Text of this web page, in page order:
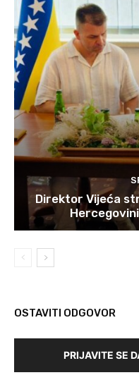
Direktor Vijeća
OSTAVITI ODGOVOR
PRIJAVITE SE